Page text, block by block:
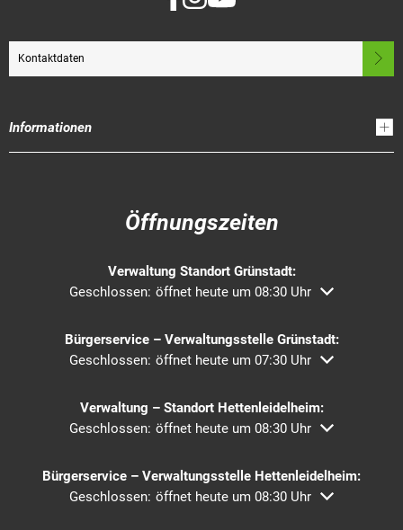
Kontaktdaten
Informationen
Öffnungszeiten
Verwaltung Standort Grünstadt:
Klicken, um weitere Öffnungs- oder Schließzeiten
Geschlossen: öffnet heute um 08:30 Uhr
Bürgerservice – Verwaltungsstelle Grünstadt:
Klicken, um weitere Öffnungs- oder Schließzeiten
Geschlossen: öffnet heute um 07:30 Uhr
Verwaltung – Standort Hettenleidelheim:
Klicken, um weitere Öffnungs- oder Schließzeiten
Geschlossen: öffnet heute um 08:30 Uhr
Bürgerservice – Verwaltungsstelle Hettenleidelheim:
Klicken, um weitere Öffnungs- oder Schließzeiten
Geschlossen: öffnet heute um 08:30 Uhr